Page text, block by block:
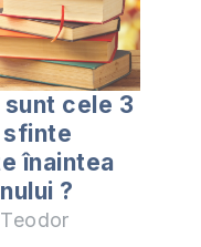
sunt cele 3
înaintea
?